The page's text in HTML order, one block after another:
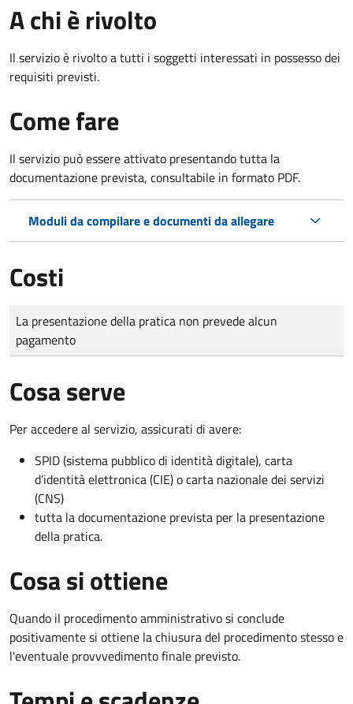
A chi è rivolto
Il servizio è rivolto a tutti i soggetti interessati in possesso dei
requisiti previsti.
Come fare
Il servizio può essere attivato presentando tutta la
documentazione prevista, consultabile in formato PDF.
Moduli da compilare e documenti da allegare
Costi
Tipo di pagamento
Importo
La presentazione della pratica non prevede alcun
pagamento
Cosa serve
Per accedere al servizio, assicurati di avere:
SPID (sistema pubblico di identità digitale), carta
d’identità elettronica (CIE) o carta nazionale dei servizi
(CNS)
tutta la documentazione prevista per la presentazione
della pratica.
Cosa si ottiene
Quando il procedimento amministrativo si conclude
positivamente si ottiene la chiusura del procedimento stesso e
l'eventuale provvvedimento finale previsto.